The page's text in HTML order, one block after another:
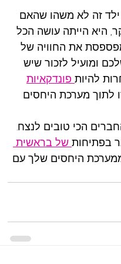
ילד זה לא משהו שהאם
היא הייתה עושה הכל
את החוויה של
ומועיל לזכור שיש
להיות פונדקאיות
לתוך מערכת היחסים
הכי טובים לנצח.
בפתיחות של בראשית
היחסים שלך עם